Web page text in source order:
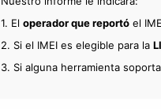
1. El operador que reportó el
2. Si el IMEI es elegible para la
3. Si alguna herramienta